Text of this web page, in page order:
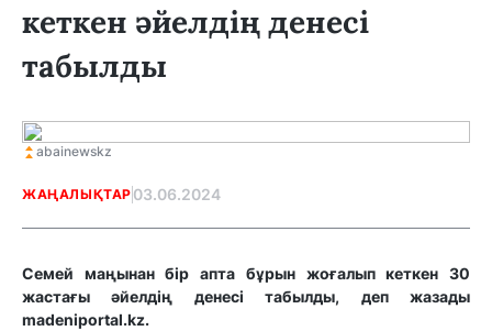
кеткен әйелдің денесі
табылды
abainewskz
ЖАҢАЛЫҚТАР 03.06.2024
Семей маңынан бір апта бұрын жоғалып кеткен 30
жастағы әйелдің денесі табылды, деп жазады
madeniportal.kz.